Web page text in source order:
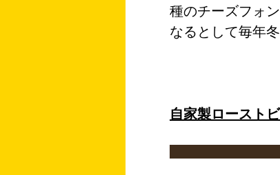
種のチーズフォ
なるとして毎年
自家製ロースト